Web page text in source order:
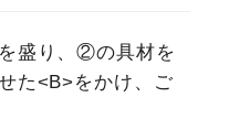
盛り、②の具材を
た<B>をかけ、ご